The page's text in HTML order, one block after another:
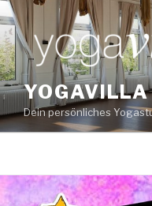
Zum
Inhalt
springen
Dein persönliches